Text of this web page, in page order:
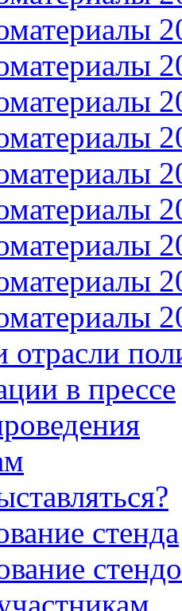
отрасли
в прессе
стенда